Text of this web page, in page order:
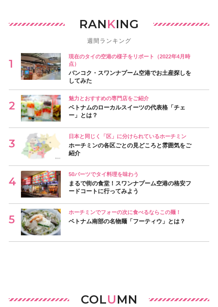
RANKING
週間ランキング
現在のタイの空港の様子をリポート（2022年4月時
点）
バンコク・スワンナプーム空港でお土産探しを
してみた
魅力とおすすめの専門店をご紹介
ベトナムのローカルスイーツの代表格「チェ
ー」とは？
日本と同じく「区」に分けられているホーチミン
ホーチミンの各区ごとの見どころと雰囲気をご
紹介
50バーツでタイ料理を味わう
まるで街の食堂！スワンナプーム空港の格安フ
ードコートに行ってみよう
ホーチミンでフォーの次に食べるならこの麺！
ベトナム南部の名物麺「フーティウ」とは？
COLUMN